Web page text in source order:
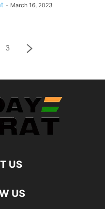
- March 16, 2023
3
US
US